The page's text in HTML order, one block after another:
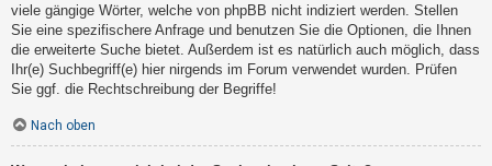
viele gängige Wörter, welche von phpBB nicht indiziert werden. Stellen
Sie eine spezifischere Anfrage und benutzen Sie die Optionen, die Ihnen
die erweiterte Suche bietet. Außerdem ist es natürlich auch möglich, dass
Ihr(e) Suchbegriff(e) hier nirgends im Forum verwendet wurden. Prüfen
Sie ggf. die Rechtschreibung der Begriffe!
Nach oben